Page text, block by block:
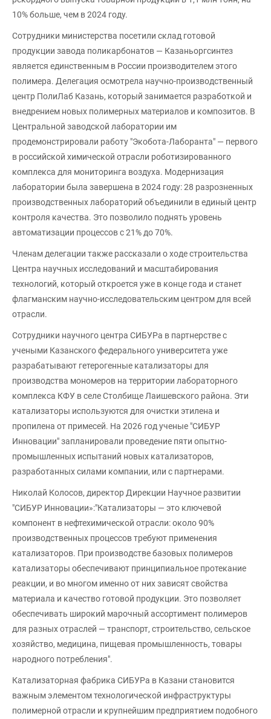
10% больше, чем в 2024 году.
Сотрудники министерства посетили склад готовой
продукции завода поликарбонатов — Казаньоргсинтез
является единственным в России производителем этого
полимера. Делегация осмотрела научно-производственный
центр ПолиЛаб Казань, который занимается разработкой и
внедрением новых полимерных материалов и композитов. В
Центральной заводской лаборатории им
продемонстрировали работу "Экобота-Лаборанта" — первого
в российской химической отрасли роботизированного
комплекса для мониторинга воздуха. Модернизация
лаборатории была завершена в 2024 году: 28 разрозненных
производственных лабораторий объединили в единый центр
контроля качества. Это позволило поднять уровень
автоматизации процессов с 21% до 70%.
Членам делегации также рассказали о ходе строительства
Центра научных исследований и масштабирования
технологий, который откроется уже в конце года и станет
флагманским научно-исследовательским центром для всей
отрасли.
Сотрудники научного центра СИБУРа в партнерстве с
учеными Казанского федерального университета уже
разрабатывают гетерогенные катализаторы для
производства мономеров на территории лабораторного
комплекса КФУ в селе Столбище Лаишевского района. Эти
катализаторы используются для очистки этилена и
пропилена от примесей. На 2026 год ученые "СИБУР
Инновации" запланировали проведение пяти опытно-
промышленных испытаний новых катализаторов,
разработанных силами компании, или с партнерами.
Николай Колосов, директор Дирекции Научное развитии
"СИБУР Инновации»:"Катализаторы — это ключевой
компонент в нефтехимической отрасли: около 90%
производственных процессов требуют применения
катализаторов. При производстве базовых полимеров
катализаторы обеспечивают принципиальное протекание
реакции, и во многом именно от них зависят свойства
материала и качество готовой продукции. Это позволяет
обеспечивать широкий марочный ассортимент полимеров
для разных отраслей — транспорт, строительство, сельское
хозяйство, медицина, пищевая промышленность, товары
народного потребления".
Катализаторная фабрика СИБУРа в Казани становится
важным элементом технологической инфраструктуры
полимерной отрасли и крупнейшим предприятием подобного